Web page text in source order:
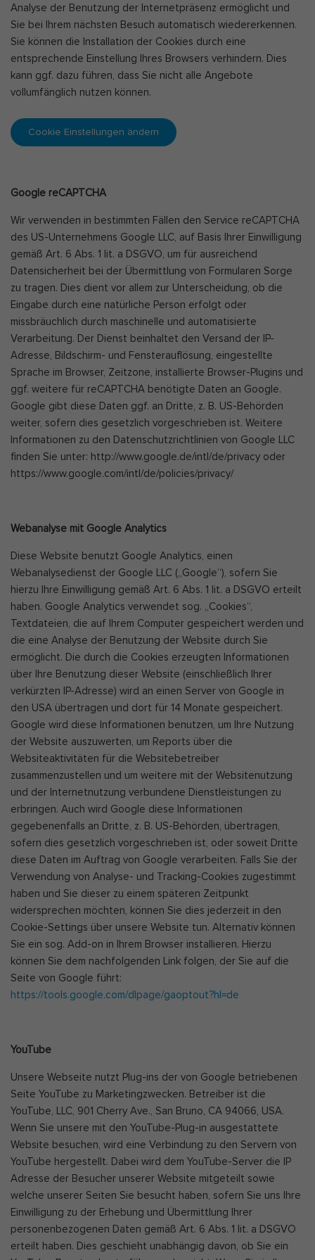
Analyse der Benutzung der Internetpräsenz ermöglicht und
Sie bei Ihrem nächsten Besuch automatisch wiedererkennen.
Sie können die Installation der Cookies durch eine
entsprechende Einstellung Ihres Browsers verhindern. Dies
kann ggf. dazu führen, dass Sie nicht alle Angebote
vollumfänglich nutzen können.
Cookie Einstellungen ändern
Google reCAPTCHA
Wir verwenden in bestimmten Fällen den Service reCAPTCHA
des US-Unternehmens Google LLC, auf Basis Ihrer Einwilligung
gemäß Art. 6 Abs. 1 lit. a DSGVO, um für ausreichend
Datensicherheit bei der Übermittlung von Formularen Sorge
zu tragen. Dies dient vor allem zur Unterscheidung, ob die
Eingabe durch eine natürliche Person erfolgt oder
missbräuchlich durch maschinelle und automatisierte
Verarbeitung. Der Dienst beinhaltet den Versand der IP-
Adresse, Bildschirm- und Fensterauflösung, eingestellte
Sprache im Browser, Zeitzone, installierte Browser-Plugins und
ggf. weitere für reCAPTCHA benötigte Daten an Google.
Google gibt diese Daten ggf. an Dritte, z. B. US-Behörden
weiter, sofern dies gesetzlich vorgeschrieben ist. Weitere
Informationen zu den Datenschutzrichtlinien von Google LLC
finden Sie unter: http://www.google.de/intl/de/privacy oder
https://www.google.com/intl/de/policies/privacy/
Webanalyse mit Google Analytics
Diese Website benutzt Google Analytics, einen
Webanalysedienst der Google LLC („Google“), sofern Sie
hierzu Ihre Einwilligung gemäß Art. 6 Abs. 1 lit. a DSGVO erteilt
haben. Google Analytics verwendet sog. „Cookies“,
Textdateien, die auf Ihrem Computer gespeichert werden und
die eine Analyse der Benutzung der Website durch Sie
ermöglicht. Die durch die Cookies erzeugten Informationen
über Ihre Benutzung dieser Website (einschließlich Ihrer
verkürzten IP-Adresse) wird an einen Server von Google in
den USA übertragen und dort für 14 Monate gespeichert.
Google wird diese Informationen benutzen, um Ihre Nutzung
der Website auszuwerten, um Reports über die
Websiteaktivitäten für die Websitebetreiber
zusammenzustellen und um weitere mit der Websitenutzung
und der Internetnutzung verbundene Dienstleistungen zu
erbringen. Auch wird Google diese Informationen
gegebenenfalls an Dritte, z. B. US-Behörden, übertragen,
sofern dies gesetzlich vorgeschrieben ist, oder soweit Dritte
diese Daten im Auftrag von Google verarbeiten. Falls Sie der
Verwendung von Analyse- und Tracking-Cookies zugestimmt
haben und Sie dieser zu einem späteren Zeitpunkt
widersprechen möchten, können Sie dies jederzeit in den
Cookie-Settings über unsere Website tun. Alternativ können
Sie ein sog. Add-on in Ihrem Browser installieren. Hierzu
können Sie dem nachfolgenden Link folgen, der Sie auf die
Seite von Google führt:
https://tools.google.com/dlpage/gaoptout?hl=de
YouTube
Unsere Webseite nutzt Plug-ins der von Google betriebenen
Seite YouTube zu Marketingzwecken. Betreiber ist die
YouTube, LLC, 901 Cherry Ave., San Bruno, CA 94066, USA.
Wenn Sie unsere mit den YouTube-Plug-in ausgestattete
Website besuchen, wird eine Verbindung zu den Servern von
YouTube hergestellt. Dabei wird dem YouTube-Server die IP
Adresse der Besucher unserer Website mitgeteilt sowie
welche unserer Seiten Sie besucht haben, sofern Sie uns Ihre
Einwilligung zu der Erhebung und Übermittlung Ihrer
personenbezogenen Daten gemäß Art. 6 Abs. 1 lit. a DSGVO
erteilt haben. Dies geschieht unabhängig davon, ob Sie ein